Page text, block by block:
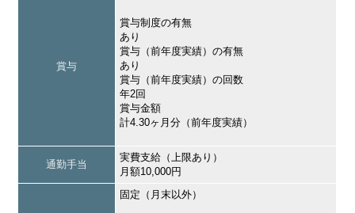
賞与
賞与制度の有無
あり
賞与（前年度実績）の有無
あり
賞与（前年度実績）の回数
年2回
賞与金額
計4.30ヶ月分（前年度実績）
通勤手当
実費支給（上限あり）
月額10,000円
固定（月末以外）